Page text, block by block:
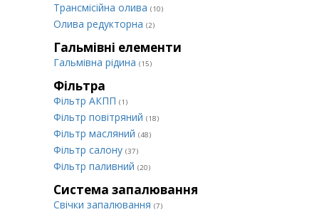
Трансмісійна олива (10)
Олива редукторна (2)
Гальмівні елементи
Гальмівна рідина (15)
Фільтра
Фільтр АКПП (1)
Фільтр повітряний (18)
Фільтр масляний (48)
Фільтр салону (37)
Фільтр паливний (20)
Система запалювання
Свічки запалювання (7)